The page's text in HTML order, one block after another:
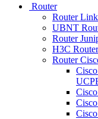
Router
Router
UBNT
Router
H3C
Router